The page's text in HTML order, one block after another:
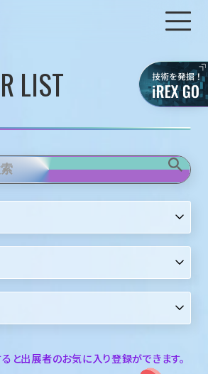
LIST
と出展者のお気に入り登録ができます。